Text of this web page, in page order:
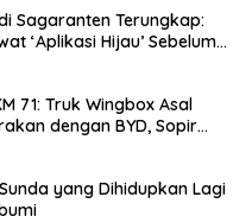
Sagaranten Terungkap:
‘Aplikasi Hijau’ Sebelum
71: Truk Wingbox Asal
dengan BYD, Sopir
yang Dihidupkan Lagi